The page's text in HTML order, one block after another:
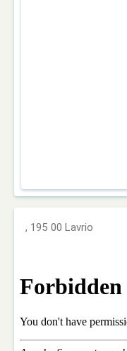
, 195 00 Lavrio